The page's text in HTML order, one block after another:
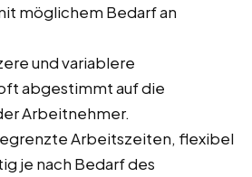
möglichem Bedarf an
und variablere
abgestimmt auf die
Arbeitnehmer.
Arbeitszeiten, flexibel
je nach Bedarf des